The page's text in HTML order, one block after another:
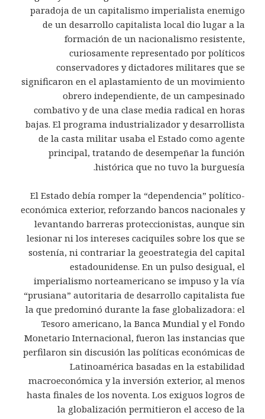
paradoja de un capitalismo imperialista enemigo
de un desarrollo capitalista local dio lugar a la
formación de un nacionalismo resistente,
curiosamente representado por políticos
conservadores y dictadores militares que se
significaron en el aplastamiento de un movimiento
obrero independiente, de un campesinado
combativo y de una clase media radical en horas
bajas. El programa industrializador y desarrollista
de la casta militar usaba el Estado como agente
principal, tratando de desempeñar la función
histórica que no tuvo la burguesía.
El Estado debía romper la “dependencia” político-
económica exterior, reforzando bancos nacionales y
levantando barreras proteccionistas, aunque sin
lesionar ni los intereses caciquiles sobre los que se
sostenía, ni contrariar la geoestrategia del capital
estadounidense. En un pulso desigual, el
imperialismo norteamericano se impuso y la vía
“prusiana” autoritaria de desarrollo capitalista fue
la que predominó durante la fase globalizadora: el
Tesoro americano, la Banca Mundial y el Fondo
Monetario Internacional, fueron las instancias que
perfilaron sin discusión las políticas económicas de
Latinoamérica basadas en la estabilidad
macroeconómica y la inversión exterior, al menos
hasta finales de los noventa. Los exiguos logros de
la globalización permitieron el acceso de la